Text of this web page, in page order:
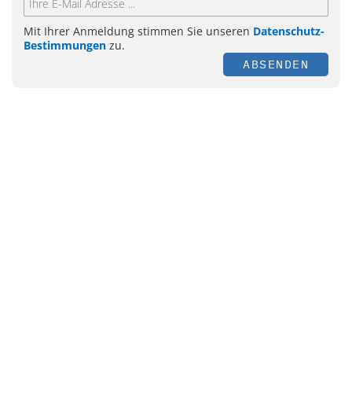
Mit Ihrer Anmeldung stimmen Sie unseren Datenschutz-
Bestimmungen zu.
ABSENDEN